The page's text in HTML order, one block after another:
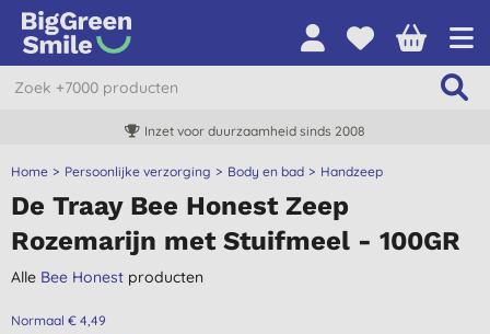
Inzet voor duurzaamheid sinds 2008
Home Persoonlijke verzorging Body en bad Handzeep
De Traay Bee Honest Zeep
Rozemarijn met Stuifmeel - 100GR
Alle Bee Honest producten
Normaal € 4,49